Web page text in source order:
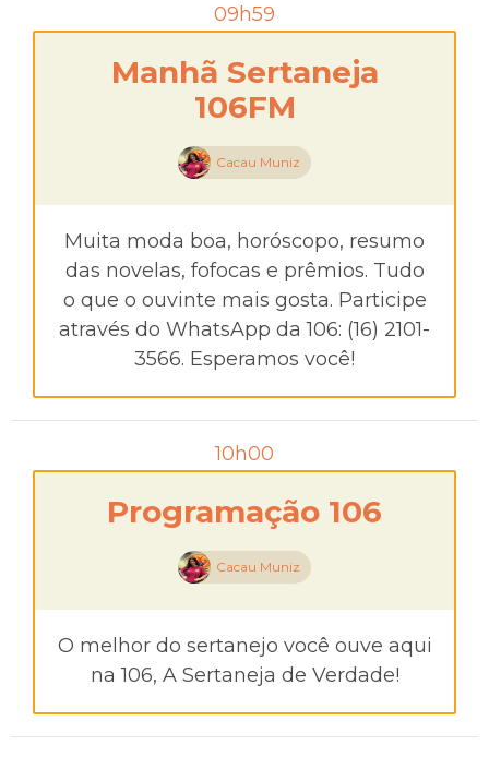
09h59
Manhã Sertaneja
106FM
Cacau Muniz
Muita moda boa, horóscopo, resumo
das novelas, fofocas e prêmios. Tudo
o que o ouvinte mais gosta. Participe
através do WhatsApp da 106: (16) 2101-
3566. Esperamos você!
10h00
Programação 106
Cacau Muniz
O melhor do sertanejo você ouve aqui
na 106, A Sertaneja de Verdade!